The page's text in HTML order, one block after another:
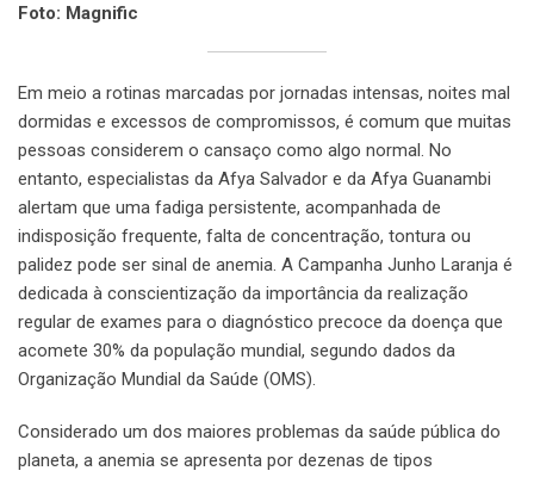
Foto: Magnific
Em meio a rotinas marcadas por jornadas intensas, noites mal
dormidas e excessos de compromissos, é comum que muitas
pessoas considerem o cansaço como algo normal. No
entanto, especialistas da Afya Salvador e da Afya Guanambi
alertam que uma fadiga persistente, acompanhada de
indisposição frequente, falta de concentração, tontura ou
palidez pode ser sinal de anemia. A Campanha Junho Laranja é
dedicada à conscientização da importância da realização
regular de exames para o diagnóstico precoce da doença que
acomete 30% da população mundial, segundo dados da
Organização Mundial da Saúde (OMS).
Considerado um dos maiores problemas da saúde pública do
planeta, a anemia se apresenta por dezenas de tipos